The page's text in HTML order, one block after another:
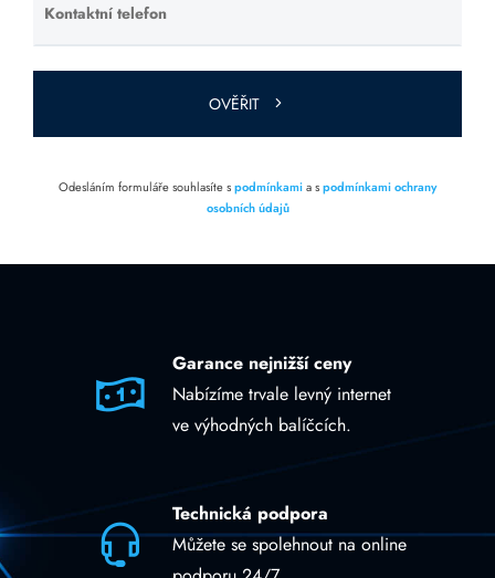
Kontaktní telefon
Ponechte
toto pole
prázdné.
OVĚŘIT
Odesláním formuláře souhlasíte spodmínkamia spodmínkami ochrany
osobních údajů
Garance nejnižší ceny
Nabízíme trvale levný internet
ve výhodných balíčcích.
Technická podpora
Můžete se spolehnout na online